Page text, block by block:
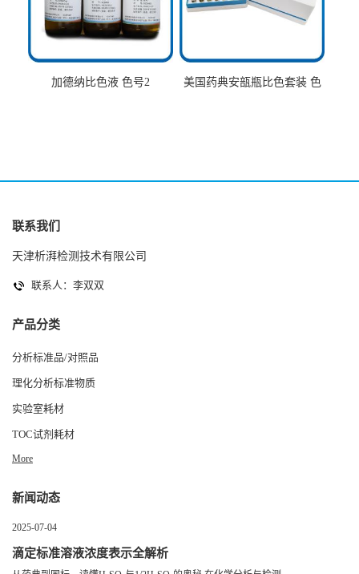
加德纳比色液 色号2
美国药典安瓿瓶比色套装 色
联系我们
天津析湃检测技术有限公司
联系人：李双双
产品分类
分析标准品/对照品
理化分析标准物质
实验室耗材
TOC试剂耗材
More
新闻动态
2025-07-04
滴定标准溶液浓度表示全解析